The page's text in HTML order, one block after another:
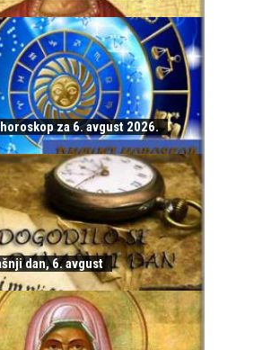
za 6. avgust 2026.
dan, 6. avgust